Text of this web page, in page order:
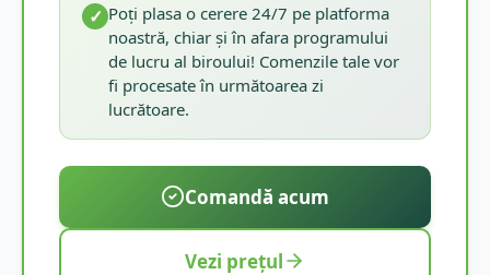
✓ Poți plasa o cerere 24/7 pe platforma
noastră, chiar și în afara programului
de lucru al biroului! Comenzile tale vor
fi procesate în următoarea zi
lucrătoare.
Comandă acum
Vezi prețul